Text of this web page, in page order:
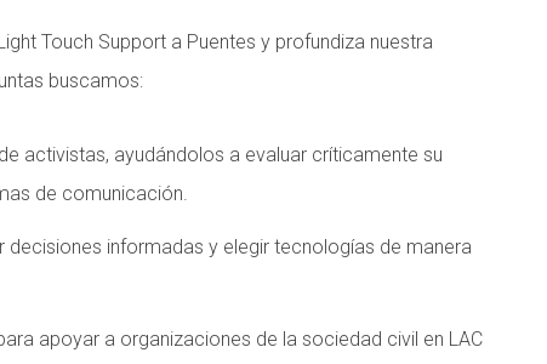
Touch Support a Puentes y profundiza nuestra
buscamos:
activistas, ayudándolos a evaluar críticamente su
de comunicación.
informadas y elegir tecnologías de manera
apoyar a organizaciones de la sociedad civil en LAC